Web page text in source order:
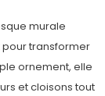
murale
pour transformer
ornement, elle
et cloisons tout